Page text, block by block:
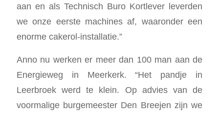
aan en als Technisch Buro Kortlever leverden
we onze eerste machines af, waaronder een
enorme cakerol-installatie.”
Anno nu werken er meer dan 100 man aan de
Energieweg in Meerkerk. “Het pandje in
Leerbroek werd te klein. Op advies van de
voormalige burgemeester Den Breejen zijn we